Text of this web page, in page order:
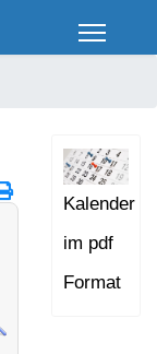
Kalender
im pdf
Format